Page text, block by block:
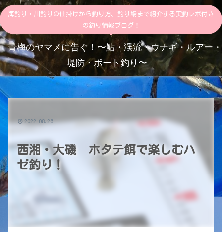
海釣り・川釣りの仕掛けから釣り方、釣り場まで紹介する実釣レポ付き
の釣り情報ブログ！
青梅のヤマメに告ぐ！〜鮎・渓流・ウナギ・ルアー・
堤防・ボート釣り〜
西湘・大磯 ホタテ餌で楽しむハ
ゼ釣り！
2022.08.26